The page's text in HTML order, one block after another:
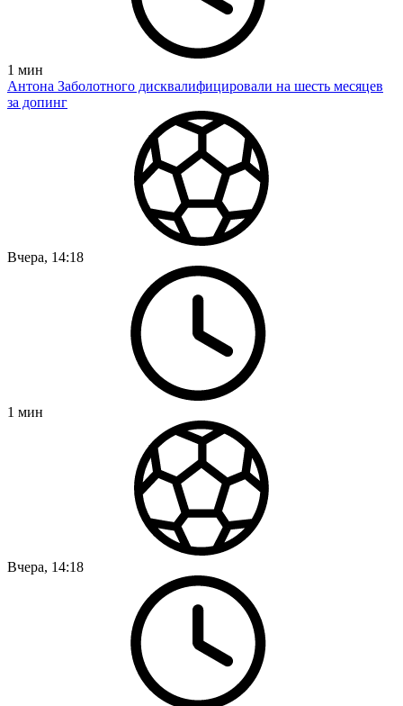
1 мин
Антона Заболотного дисквалифицировали на шесть месяцев
за допинг
Вчера, 14:18
1 мин
Вчера, 14:18